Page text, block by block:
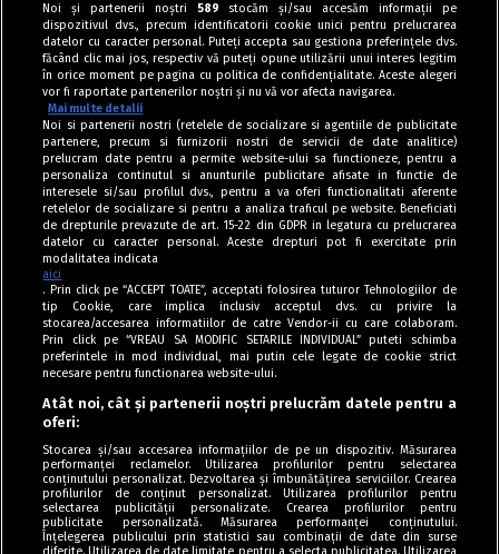
Tag index
Program Antena 1
Politica de cookies
Politica de confidențialitate
Noi și partenerii noștri 589 stocăm și/sau accesăm informații pe
dispozitivul dvs., precum identificatorii cookie unici pentru prelucrarea
datelor cu caracter personal. Puteți accepta sau gestiona preferințele dvs.
făcând clic mai jos, respectiv vă puteți opune utilizării unui interes legitim
în orice moment pe pagina cu politica de confidențialitate. Aceste alegeri
vor fi raportate partenerilor noștri și nu vă vor afecta navigarea.
Mai multe detalii
Noi si partenerii nostri (retelele de socializare si agentiile de publicitate
partenere, precum si furnizorii nostri de servicii de date analitice)
prelucram date pentru a permite website-ului sa functioneze, pentru a
personaliza continutul si anunturile publicitare afisate in functie de
interesele si/sau profilul dvs., pentru a va oferi functionalitati aferente
retelelor de socializare si pentru a analiza traficul pe website. Beneficiati
de drepturile prevazute de art. 15-22 din GDPR in legatura cu prelucrarea
datelor cu caracter personal. Aceste drepturi pot fi exercitate prin
modalitatea indicata
aici
. Prin click pe “ACCEPT TOATE”, acceptati folosirea tuturor Tehnologiilor de
tip Cookie, care implica inclusiv acceptul dvs. cu privire la
stocarea/accesarea informatiilor de catre Vendor-ii cu care colaboram.
Prin click pe “VREAU SA MODIFIC SETARILE INDIVIDUAL” puteti schimba
preferintele in mod individual, mai putin cele legate de cookie strict
necesare pentru functionarea website-ului.
Atât noi, cât și partenerii noștri prelucrăm datele pentru a
oferi:
Stocarea și/sau accesarea informațiilor de pe un dispozitiv. Măsurarea
performanței reclamelor. Utilizarea profilurilor pentru selectarea
conținutului personalizat. Dezvoltarea și îmbunătățirea serviciilor. Crearea
profilurilor de conținut personalizat. Utilizarea profilurilor pentru
selectarea publicității personalizate. Crearea profilurilor pentru
publicitate personalizată. Măsurarea performanței conținutului.
Înțelegerea publicului prin statistici sau combinații de date din surse
diferite. Utilizarea de date limitate pentru a selecta publicitatea. Utilizarea